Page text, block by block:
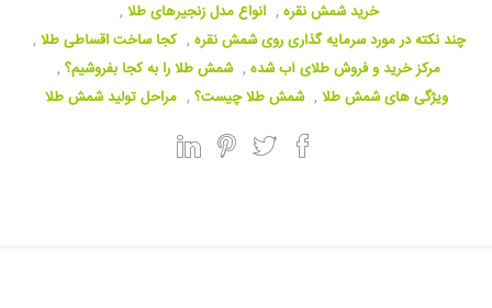
خرید شمش نقره , انواع مدل زنجیرهای طلا ,
چند نکته در مورد سرمایه گذاری روی شمش نقره , کجا ساخت اقساطی طلا ,
مرکز خرید و فروش طلای آب شده , شمش طلا را به کجا بفروشیم؟ ,
ویژگی های شمش طلا , شمش طلا چیست؟ , مراحل تولید شمش طلا